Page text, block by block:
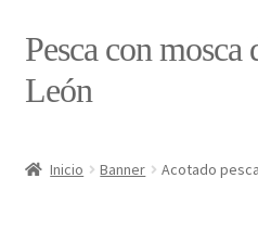
Ir
a
Ir
al
contenido
Pesca con mosca
León
Inicio Banner Acotado pesca